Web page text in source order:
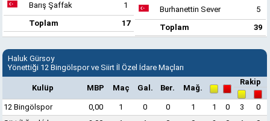
Barış Şaffak
1
Toplam
17
Burhanettin Sever
5
Toplam
39
Haluk Gürsoy
Yönettiği 12 Bingölspor ve Siirt İl Özel İdare Maçları
Kulüp MBP Maç Gal. Ber. Mağ.
Rakip
12 Bingölspor 0,00 1 0 0 1 1 0 3
0